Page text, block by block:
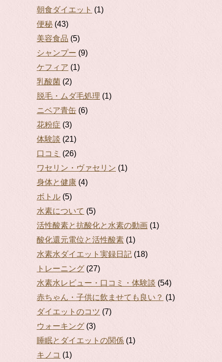
朝食ダイエット (1)
便秘 (43)
美容食品 (5)
シャンプー (9)
ケフィア (1)
乳酸菌 (2)
脱毛・ムダ毛処理 (1)
ニベア青缶 (6)
花粉症 (3)
体験談 (21)
口コミ (26)
ワセリン・ヴァセリン (1)
身体と健康 (4)
ボトル (5)
水素について (5)
活性酸素と抗酸化と水素の動画 (1)
酸化還元電位と活性酸素 (1)
水素水ダイエット実録日記 (18)
トレーニング (27)
水素水レビュー・口コミ・体験談 (54)
赤ちゃん・子供に飲ませても良い？ (1)
ダイエットのコツ (7)
ウォーキング (3)
睡眠とダイエットの関係 (1)
キノコ (1)